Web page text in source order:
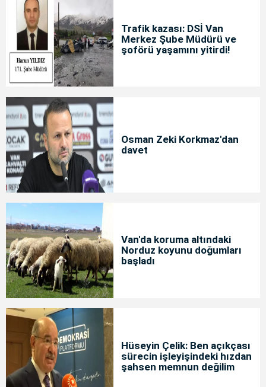
Trafik kazası: DSİ Van
Merkez Şube Müdürü ve
şoförü yaşamını yitirdi!
Osman Zeki Korkmaz'dan
davet
Van'da koruma altındaki
Norduz koyunu doğumları
başladı
Hüseyin Çelik: Ben açıkçası
sürecin işleyişindeki hızdan
şahsen memnun değilim